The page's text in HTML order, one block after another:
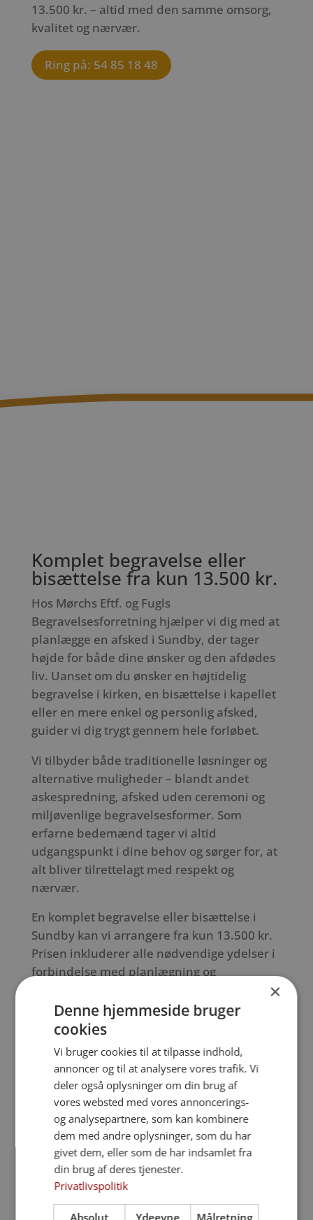
13.500 kr. – altid med den samme omsorg,
kvalitet og nærvær.
Ring på: 54 85 18 48
Komplet begravelse eller
bisættelse fra kun 13.500 kr.
Hos Mørchs Eftf. og Fugls
Begravelsesforretning hjælper vi dig med at
planlægge en afsked i Sundby, der tager
højde for både dine ønsker og den afdødes
liv. Uanset om du ønsker en højtidelig
begravelse i kirken, en bisættelse i kapellet
eller en mere enkel og personlig afsked,
guider vi dig trygt gennem hele forløbet.
Vi tilbyder både traditionelle løsninger og
alternative muligheder – blandt andet
askespredning, afsked uden ceremoni og
miljøvenlige begravelsesformer. Som
erfarne bedemænd tager vi altid
udgangspunkt i dine behov og sørger for, at
alt bliver tilrettelagt med respekt og
nærvær.
En komplet begravelse eller bisættelse i
Sundby kan vi arrangere fra kun 13.500 kr.
Prisen inkluderer alle nødvendige ydelser i
forbindelse med planlægning og
kirkegårdsydelser og dødsannoncer.
Med vores mange års erfaring fra Nykøbing
Falster og lokalområdet omkring Sundby
kan du være sikker på at få den rette støtte
– uanset hvilken form for afsked du vælger.
Ring på: 54 85 18 48
×
Denne hjemmeside bruger
cookies
Vi bruger cookies til at tilpasse indhold,
annoncer og til at analysere vores trafik. Vi
deler også oplysninger om din brug af
vores websted med vores annoncerings-
og analysepartnere, som kan kombinere
dem med andre oplysninger, som du har
givet dem, eller som de har indsamlet fra
din brug af deres tjenester.
Privatlivspolitik
Absolut Ydeevne Målretning